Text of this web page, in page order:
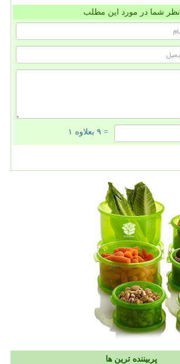
نظر شما در مورد این مطلب
= ۹ بعلاوه ۱
پربیننده ترین ها